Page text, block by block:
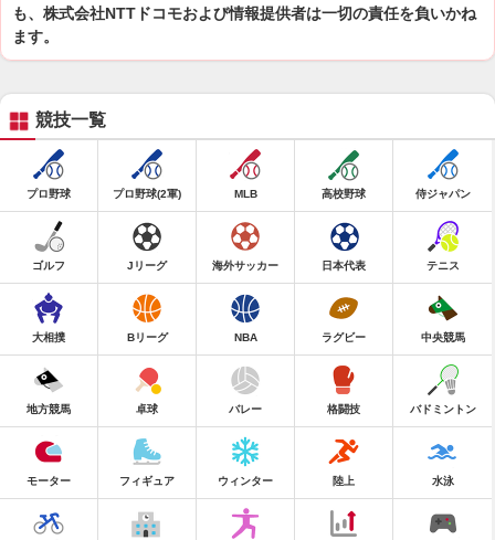
も、株式会社NTTドコモおよび情報提供者は一切の責任を負いかね
ます。
競技一覧
プロ野球 プロ野球(2軍) MLB 高校野球 侍ジャパン
ゴルフ Jリーグ 海外サッカー 日本代表 テニス
大相撲 Bリーグ NBA ラグビー 中央競馬
地方競馬 卓球 バレー 格闘技 バドミントン
モーター フィギュア ウィンター 陸上 水泳